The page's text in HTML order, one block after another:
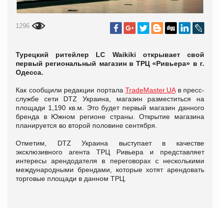
1296
Турецкий ритейлер LC Waikiki открывает свой
первый региональный магазин в ТРЦ «Ривьера» в г.
Одесса.
Как сообщили редакции портала TradeMaster.UAв пресс-
службе сети DTZ Украина, магазин разместиться на
площади 1,190 кв.м. Это будет первый магазин данного
бренда в Южном регионе страны. Открытие магазина
планируется во второй половине сентября.
Отметим, DTZ Украина выступает в качестве
эксклюзивного агента ТРЦ Ривьера и представляет
интересы арендодателя в переговорах с несколькими
международными брендами, которые хотят арендовать
торговые площади в данном ТРЦ.